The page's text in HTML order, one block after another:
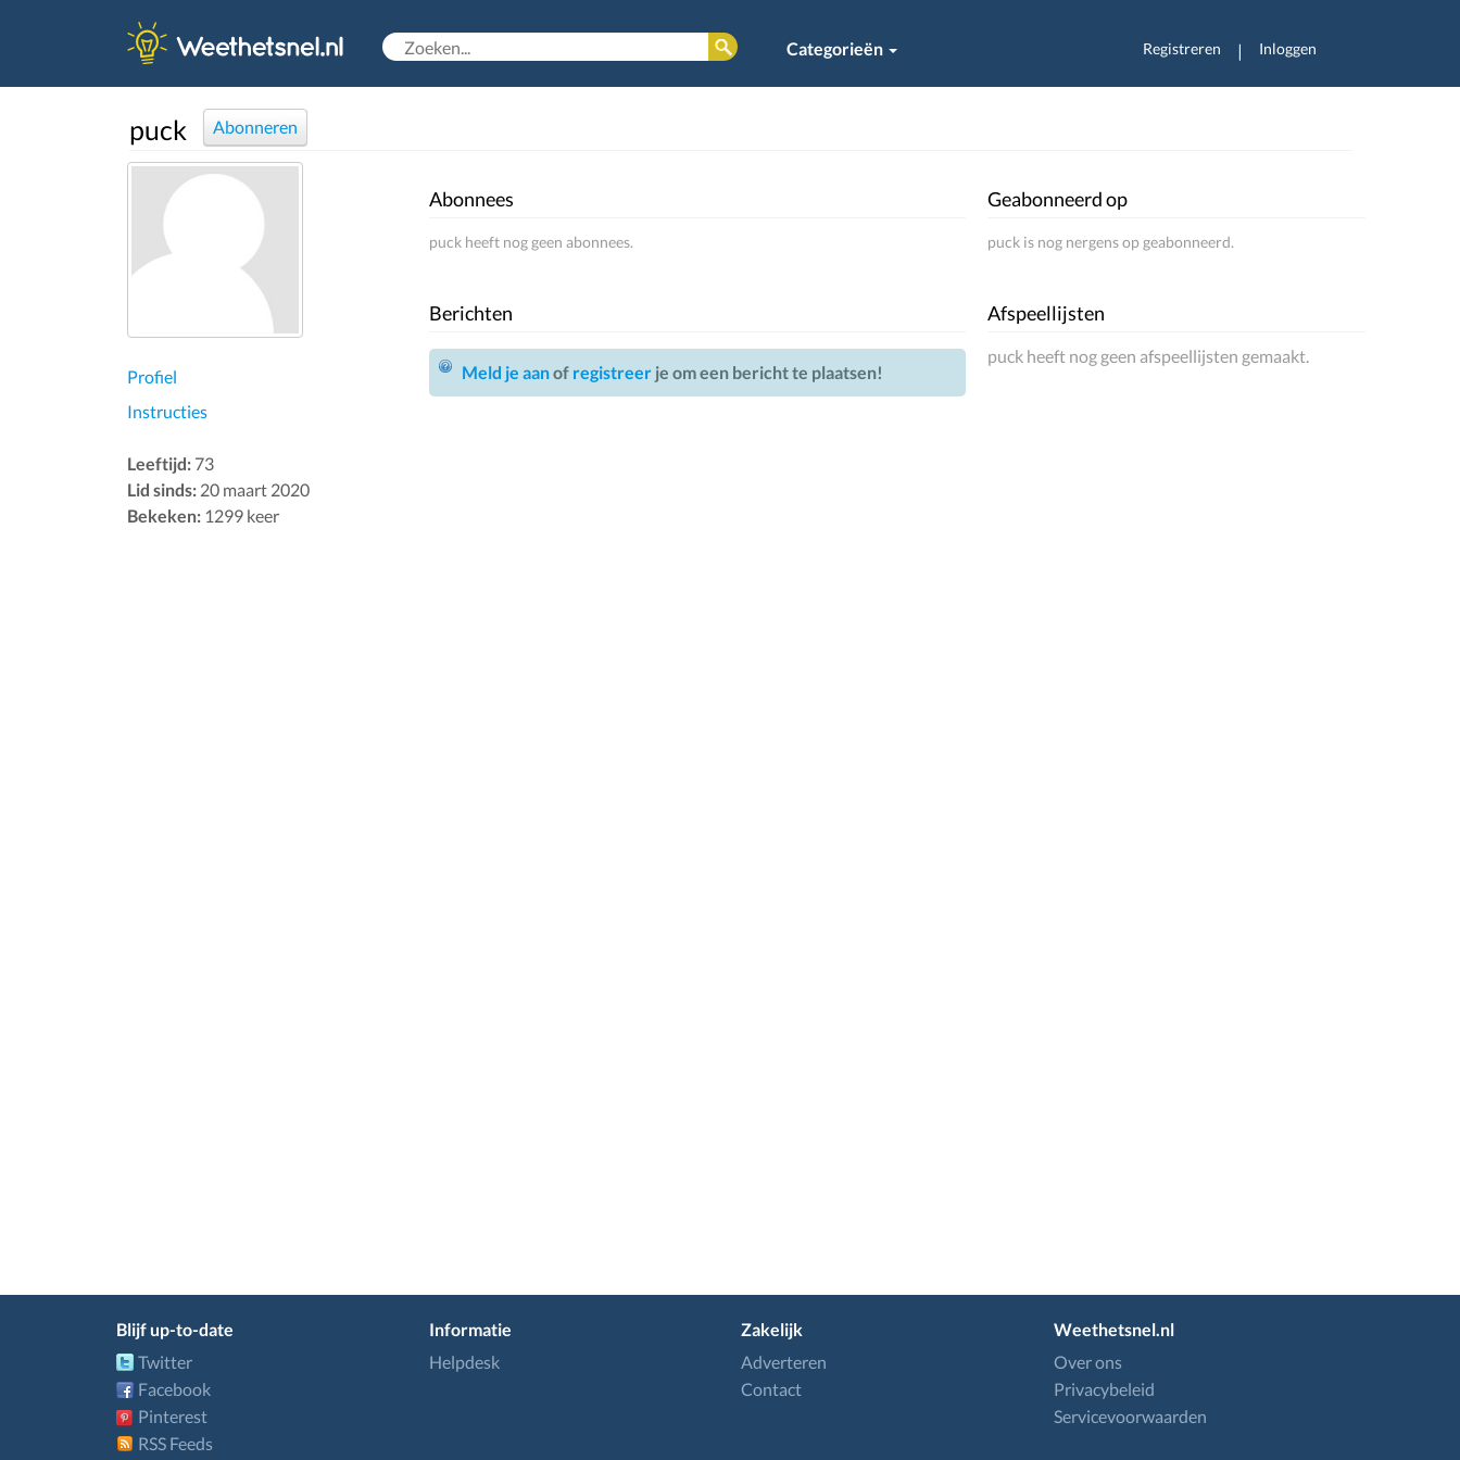
Categorieën Registreren | Inloggen
puck Abonneren
Profiel
Instructies
Leeftijd: 73
Lid sinds: 20 maart 2020
Bekeken: 1299 keer
Abonnees
puck heeft nog geen abonnees.
Berichten
Meld je aanof registreerje om een bericht te plaatsen!
Geabonneerd op
puck is nog nergens op geabonneerd.
Afspeellijsten
puck heeft nog geen afspeellijsten gemaakt.
Blijf up-to-date
Twitter
Facebook
Pinterest
RSS Feeds
Informatie
Helpdesk
Zakelijk
Adverteren
Contact
Weethetsnel.nl
Over ons
Privacybeleid
Servicevoorwaarden